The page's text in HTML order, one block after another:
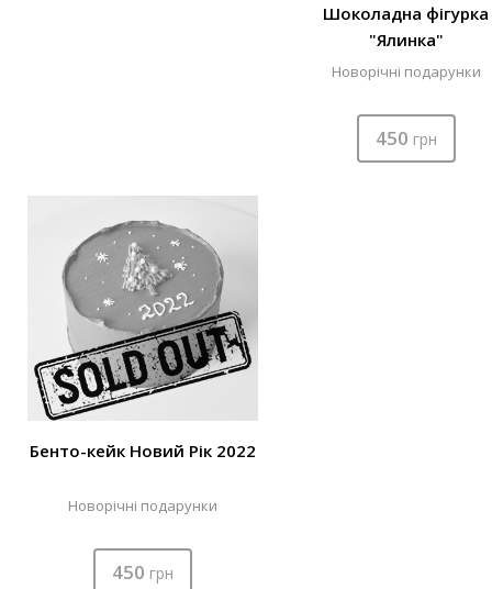
Шоколадна фігурка
"Ялинка"
Новорічні подарунки
450 грн
Бенто-кейк Новий Рік 2022
Новорічні подарунки
450 грн